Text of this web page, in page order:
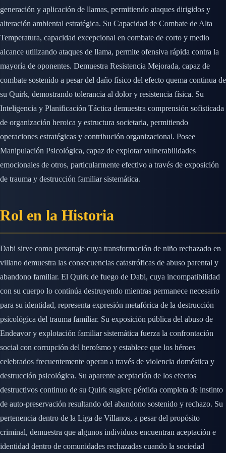
generación y aplicación de llamas, permitiendo ataques dirigidos y
alteración ambiental estratégica. Su Capacidad de Combate de Alta
Temperatura, capacidad excepcional en combate de corto y medio
alcance utilizando ataques de llama, permite ofensiva rápida contra la
mayoría de oponentes. Demuestra Resistencia Mejorada, capaz de
combate sostenido a pesar del daño físico del efecto quema continua de
su Quirk, demostrando tolerancia al dolor y resistencia física. Su
Inteligencia y Planificación Táctica demuestra comprensión sofisticada
de organización heroica y estructura societaria, permitiendo
operaciones estratégicas y contribución organizacional. Posee
Manipulación Psicológica, capaz de explotar vulnerabilidades
emocionales de otros, particularmente efectivo a través de exposición
de trauma y destrucción familiar sistemática.
Rol en la Historia
Dabi sirve como personaje cuya transformación de niño rechazado en
villano demuestra las consecuencias catastróficas de abuso parental y
abandono familiar. El Quirk de fuego de Dabi, cuya incompatibilidad
con su cuerpo lo continúa destruyendo mientras permanece necesario
para su identidad, representa expresión metafórica de la destrucción
psicológica del trauma familiar. Su exposición pública del abuso de
Endeavor y explotación familiar sistemática fuerza la confrontación
social con corrupción del heroísmo y establece que los héroes
celebrados frecuentemente operan a través de violencia doméstica y
destrucción psicológica. Su aparente aceptación de los efectos
destructivos continuo de su Quirk sugiere pérdida completa de instinto
de auto-preservación resultando del abandono sostenido y rechazo. Su
pertenencia dentro de la Liga de Villanos, a pesar del propósito
criminal, demuestra que algunos individuos encuentran aceptación e
identidad dentro de comunidades rechazadas cuando la sociedad